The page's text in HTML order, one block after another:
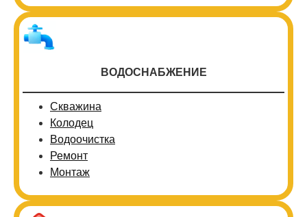
ВОДОСНАБЖЕНИЕ
Скважина
Колодец
Водоочистка
Ремонт
Монтаж